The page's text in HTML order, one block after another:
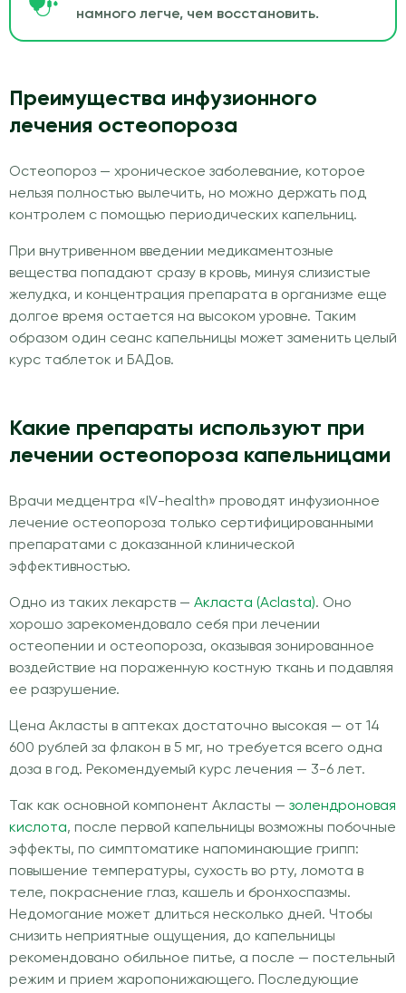
намного легче, чем восстановить.
Преимущества инфузионного
лечения остеопороза
Остеопороз — хроническое заболевание, которое
нельзя полностью вылечить, но можно держать под
контролем с помощью периодических капельниц.
При внутривенном введении медикаментозные
вещества попадают сразу в кровь, минуя слизистые
желудка, и концентрация препарата в организме еще
долгое время остается на высоком уровне. Таким
образом один сеанс капельницы может заменить целый
курс таблеток и БАДов.
Какие препараты используют при
лечении остеопороза капельницами
Врачи медцентра «IV-health» проводят инфузионное
лечение остеопороза только сертифицированными
препаратами с доказанной клинической
эффективностью.
Одно из таких лекарств — Акласта (Aclasta). Оно
хорошо зарекомендовало себя при лечении
остеопении и остеопороза, оказывая зонированное
воздействие на пораженную костную ткань и подавляя
ее разрушение.
Цена Акласты в аптеках достаточно высокая — от 14
600 рублей за флакон в 5 мг, но требуется всего одна
доза в год. Рекомендуемый курс лечения — 3-6 лет.
Так как основной компонент Акласты — золендроновая
кислота, после первой капельницы возможны побочные
эффекты, по симптоматике напоминающие грипп:
повышение температуры, сухость во рту, ломота в
теле, покраснение глаз, кашель и бронхоспазмы.
Недомогание может длиться несколько дней. Чтобы
снизить неприятные ощущения, до капельницы
рекомендовано обильное питье, а после — постельный
режим и прием жаропонижающего. Последующие